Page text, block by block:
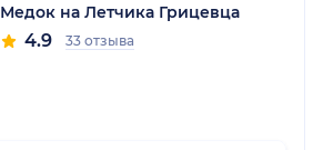
Медок на Летчика Грицевца
4.9 33 отзыва